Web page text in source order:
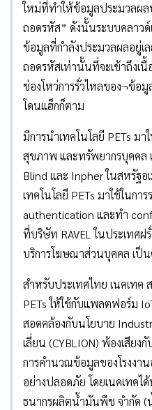
ใหม่ที่ทำให้ข้อมูลประมวลผล
ถอดรหัส” ดังนั้นระบบคลาวด์
ข้อมูลที่กำลังประมวลผลอยู่เ
ถอดรหัสเท่านั้นที่จะเข้าถึงเ
ช่องโหว่การรั่วไหลของ¬ข้อ
โดนแฮ็กก็ตาม
มีการนำเทคโนโลยี PETs มา
สุขภาพ และทรัพยากรบุคคล
Blind และ Inpher ในสหรัฐอ
เทคโนโลยี PETs มาใช้ในก
authentication และทำ
ที่บริษัท RAVEL ในประเทศฝ
บริการโฆษณาส่วนบุคคล เป็
สำหรับประเทศไทย เนคเทค
PETs ให้ใช้กับแพลตฟอร์ม
สอดคล้องกับนโยบาย
เลี่ยน (CYBLION) พ้องเสีย
การคำนวณข้อมูลของโรงงา
อย่างปลอดภัย โดยเนคเทคไ
ธนากรผลิตน้ำมันพืช จำกัด